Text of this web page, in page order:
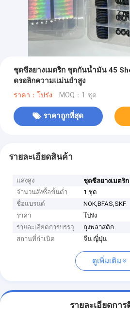
ชุดซีลยางเมตริก ชุดกันน้ำมัน 45
ดรอลิกความแม่นยำสูง
ราคา：โปร่ง MOQ：1 ชุด
ราคาถูกที่สุด
รายละเอียดสินค้า
แสงสูง
ชุดซีลยางเมตริ
จำนวนสั่งซื้อขั้นต่ำ
1 ชุด
ชื่อแบรนด์
NOK,BFAS,SKF
ราคา
โปร่ง
รายละเอียดการบรรจุ
ถุงพลาสติก
สถานที่กำเนิด
จีน ญี่ปุ่น
ดูเพิ่มเติม
รายละเอียดกา